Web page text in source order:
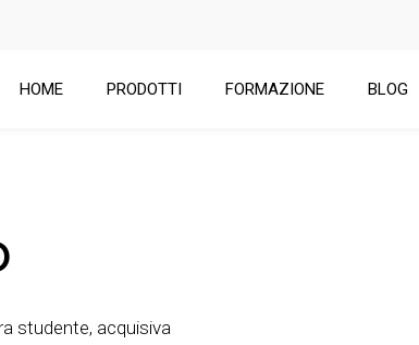
HOME PRODOTTI FORMAZIONE BLOG
studente, acquisiva